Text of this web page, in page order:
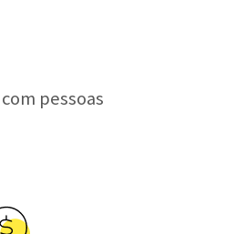
pessoas